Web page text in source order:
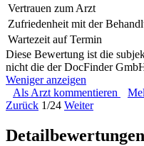
Vertrauen zum Arzt
Zufriedenheit mit der
Wartezeit auf Termin
Diese Bewertung ist die
nicht die der DocFinder
Weniger anzeigen
Als Arzt kommentieren
Zurück 1/24 Weiter